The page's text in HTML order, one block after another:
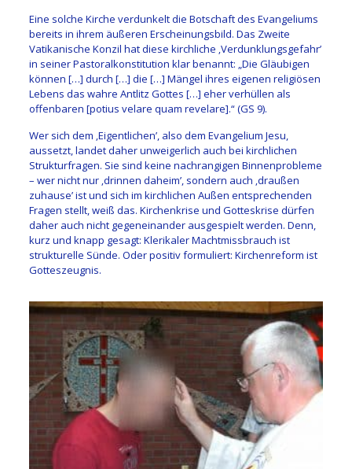
Eine solche Kirche verdunkelt die Botschaft des Evangeliums
bereits in ihrem äußeren Erscheinungsbild. Das Zweite
Vatikanische Konzil hat diese kirchliche ‚Verdunklungsgefahr’
in seiner Pastoralkonstitution klar benannt: „Die Gläubigen
können […] durch […] die […] Mängel ihres eigenen religiösen
Lebens das wahre Antlitz Gottes […] eher verhüllen als
offenbaren [potius velare quam revelare].“ (GS 9).
Wer sich dem ‚Eigentlichen’, also dem Evangelium Jesu,
aussetzt, landet daher unweigerlich auch bei kirchlichen
Strukturfragen. Sie sind keine nachrangigen Binnenprobleme
– wer nicht nur ‚drinnen daheim’, sondern auch ‚draußen
zuhause’ ist und sich im kirchlichen Außen entsprechenden
Fragen stellt, weiß das. Kirchenkrise und Gotteskrise dürfen
daher auch nicht gegeneinander ausgespielt werden. Denn,
kurz und knapp gesagt: Klerikaler Machtmissbrauch ist
strukturelle Sünde. Oder positiv formuliert: Kirchenreform ist
Gotteszeugnis.